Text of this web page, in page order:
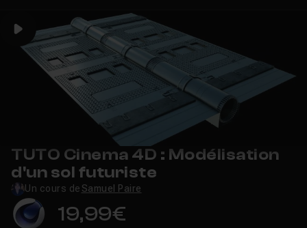
Play
TUTO Cinema 4D : Modélisation
d'un sol futuriste
Un cours de Samuel Paire
19,99€